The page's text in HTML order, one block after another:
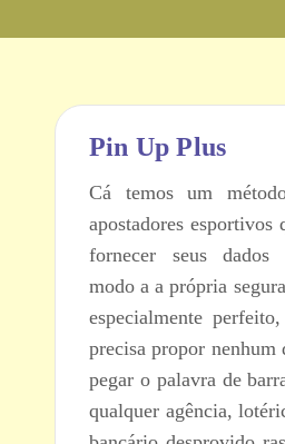
Pin Up Plus
Cá temos um
apostadores esportivos
fornecer seus dados
modo a a própria
especialmente
precisa propor nenhum
pegar o palavra de
qualquer agência,